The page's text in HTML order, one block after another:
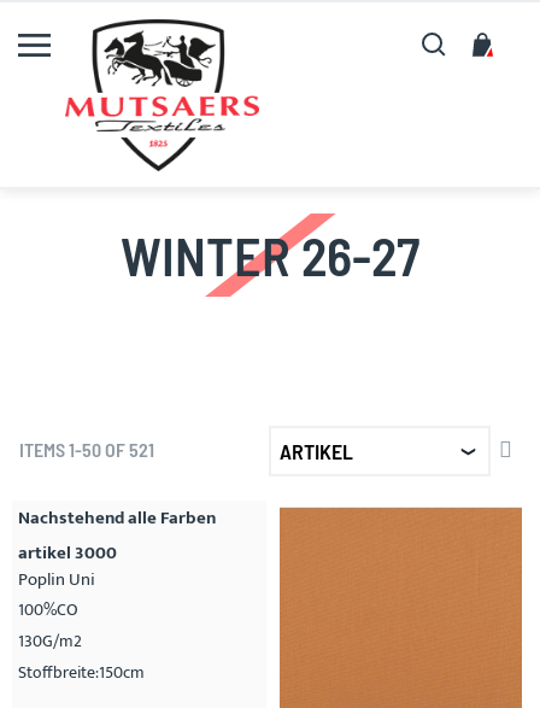
Suche
WINTER 26-27
ITEMS1-50OF521
Nachstehend alle Farben
artikel 3000
Poplin Uni
100%CO
130G/m2
Stoffbreite:150cm